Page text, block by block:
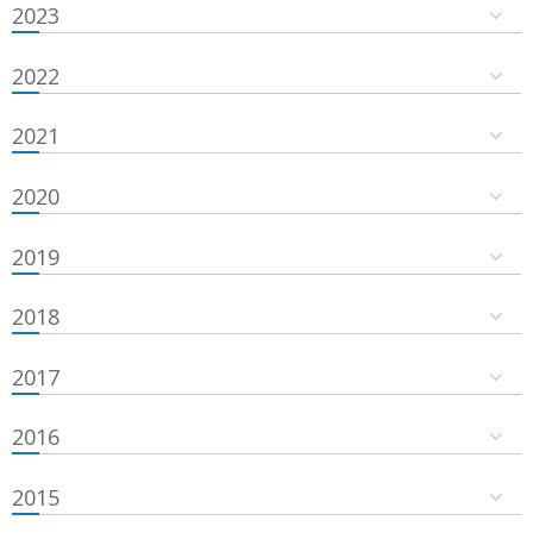
2023
2022
2021
2020
2019
2018
2017
2016
2015